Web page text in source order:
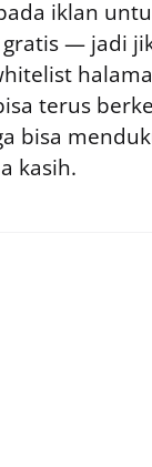
iklan
— jadi
terus
bisa
kasih.